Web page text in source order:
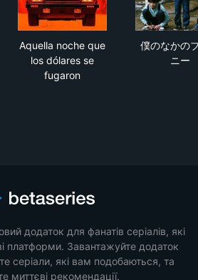
Aquella noche que
los dólares se
fugaron
僕のなかの
ニー
додаток для фанатів серіалів, які
платформи. Завантажуйте додаток
серіали, які вам подобаються, та
миттєві рекомендації.